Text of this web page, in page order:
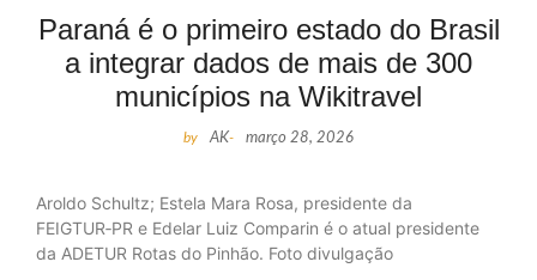
Paraná é o primeiro estado do Brasil
a integrar dados de mais de 300
municípios na Wikitravel
by AK- março 28, 2026
Aroldo Schultz; Estela Mara Rosa, presidente da
FEIGTUR‑PR e Edelar Luiz Comparin é o atual presidente
da ADETUR Rotas do Pinhão. Foto divulgação